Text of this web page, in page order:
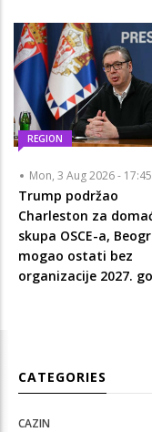
REGION
Mon, 3 Aug 2026 - 17:45
Trump podržao
Charleston za
skupa OSCE-a,
mogao ostati bez
organizacije 2027.
CATEGORIES
CAZIN